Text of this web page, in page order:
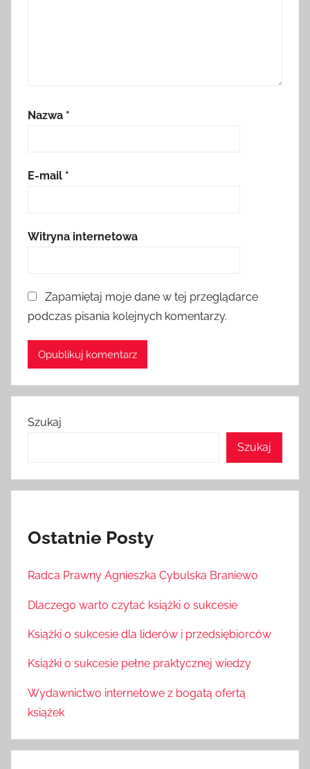
Nazwa *
E-mail *
Witryna internetowa
Zapamiętaj moje dane w tej przeglądarce
podczas pisania kolejnych komentarzy.
Szukaj
Szukaj
Ostatnie Posty
Radca Prawny Agnieszka Cybulska Braniewo
Dlaczego warto czytać książki o sukcesie
Książki o sukcesie dla liderów i przedsiębiorców
Książki o sukcesie pełne praktycznej wiedzy
Wydawnictwo internetowe z bogatą ofertą
książek